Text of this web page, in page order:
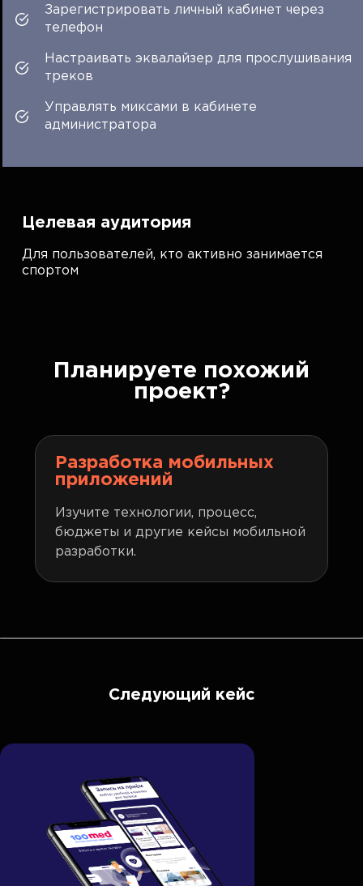
Зарегистрировать личный кабинет через
телефон
Настраивать эквалайзер для прослушивания
треков
Управлять миксами в кабинете
администратора
Целевая аудитория
Для пользователей, кто активно занимается
спортом
Планируете похожий
проект?
Разработка мобильных
приложений
Изучите технологии, процесс,
бюджеты и другие кейсы мобильной
разработки.
Следующий кейс